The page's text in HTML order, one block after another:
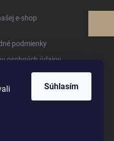
Súhlasím
e-shop
podmienky
osobných údajov